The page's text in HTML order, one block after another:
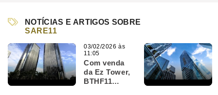
NOTÍCIAS E ARTIGOS SOBRE
SARE11
Com venda
da Ez Tower,
BTHF11
03/02/2026 às
11:05